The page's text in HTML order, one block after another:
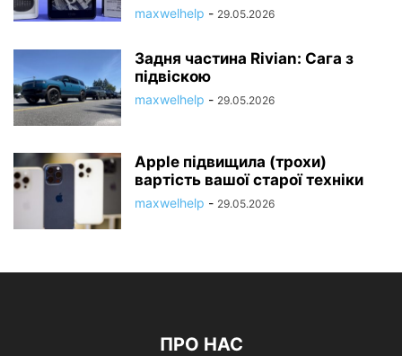
maxwelhelp - 29.05.2026
Задня частина Rivian: Сага з
підвіскою
maxwelhelp - 29.05.2026
Apple підвищила (трохи)
вартість вашої старої техніки
maxwelhelp - 29.05.2026
ПРО НАС